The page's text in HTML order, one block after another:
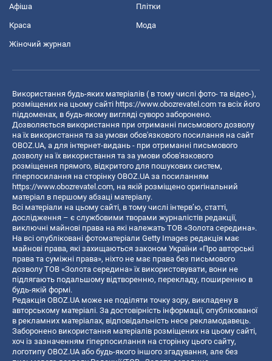
Афіша Плітки
Краса Мода
Жіночий журнал
Використання будь-яких матеріалів ( в тому числі фото- та відео-),
розміщених на цьому сайті https://www.obozrevatel.com та всіх його
піддоменах, в будь-якому вигляді суворо заборонено.
Дозволяється використання при отриманні письмового дозволу
на їх використання та за умови обов'язкового посилання на сайт
OBOZ.UA, а для інтернет-видань - при отриманні письмового
дозволу на їх використання та за умови обов'язкового
розміщення прямого, відкритого для пошукових систем,
гіперпосилання на сторінку OBOZ.UA за посиланням
https://www.obozrevatel.com, на якій розміщено оригінальний
матеріал в першому абзаці матеріалу.
Всі матеріали на цьому сайті, в тому числі інтерв’ю, статті,
дослідження – є службовими творами журналістів редакції,
виключні майнові права на які належать ТОВ «Золота середина».
На всі опубліковані фотоматеріали Getty Images редакція має
майнові права, які захищаються законом України «Про авторські
права та суміжні права», ніхто не має права без письмового
дозволу ТОВ «Золота середина» їх використовувати, вони не
підлягають подальшому відтворенню, перекладу, поширенню в
будь-якій формі.
Редакція OBOZ.UA може не поділяти точку зору, викладену в
авторському матеріалі. За достовірність інформації, опублікованої
в рекламних матеріалах, відповідальність несе рекламодавець.
Заборонено використання матеріалів розміщених на цьому сайті,
хоч із зазначенням гіперпосилання на сторінку цього сайту,
логотипу OBOZ.UA або будь-якого іншого згадування, але без